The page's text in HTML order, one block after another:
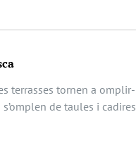
terrasses tornen a omplir-
de taules i cadires